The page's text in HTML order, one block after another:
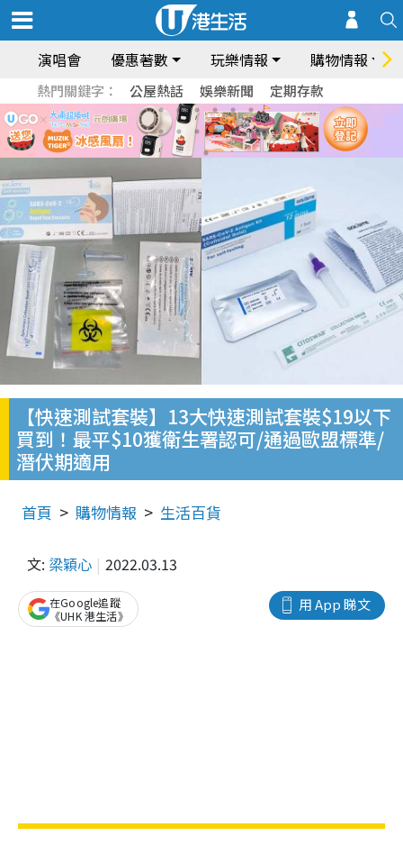
演唱會 優惠著數 玩樂情報 購物情報
熱門關鍵字： 公屋熱話 娛樂新聞 定期存款
【快速測試套裝】13大快速測試套裝$19以下
買到！最平$10獲衛生署認可/通過歐盟標準/
潛伏期適用
首頁 購物情報 生活百貨
文: 梁穎心 2022.03.13
用 App 睇文
在Google追蹤
《UHK 港生活》